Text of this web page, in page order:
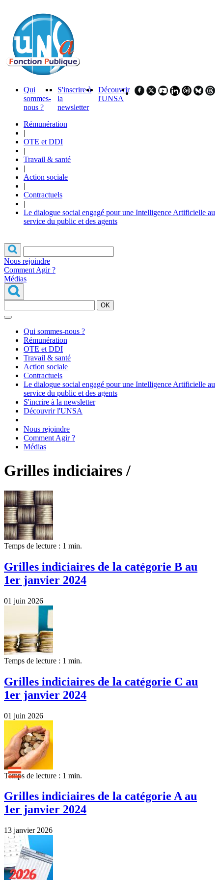
Qui
sommes-
nous ?
S'inscrire à
la
newsletter
Découvrir
l'UNSA
Rémunération
|
OTE et DDI
|
Travail & santé
|
Action sociale
|
Contractuels
|
Le dialogue social engagé pour une Intelligence Artificielle au
service du public et des agents
Nous rejoindre
Comment Agir ?
Médias
OK
Qui sommes-nous ?
Rémunération
OTE et DDI
Travail & santé
Action sociale
Contractuels
Le dialogue social engagé pour une Intelligence Artificielle au
service du public et des agents
S'incrire à la newsletter
Découvrir l'UNSA
Nous rejoindre
Comment Agir ?
Médias
Grilles indiciaires /
Temps de lecture : 1 min.
Grilles indiciaires de la catégorie B au
1er janvier 2024
01 juin 2026
Temps de lecture : 1 min.
Grilles indiciaires de la catégorie C au
1er janvier 2024
01 juin 2026
Temps de lecture : 1 min.
Grilles indiciaires de la catégorie A au
1er janvier 2024
13 janvier 2026